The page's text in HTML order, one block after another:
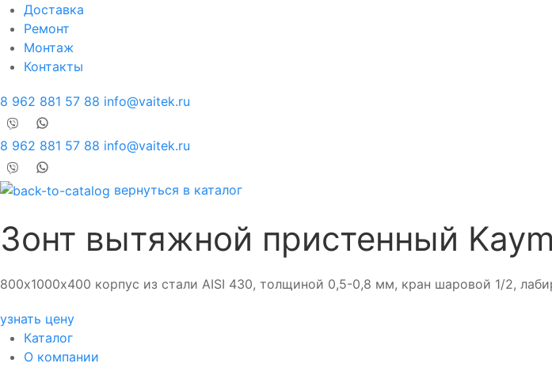
Доставка
Ремонт
Монтаж
Контакты
8 962 881 57 88 info@vaitek.ru
8 962 881 57 88 info@vaitek.ru
вернуться в каталог
Зонт вытяжной пристенный
800х1000х400 корпус из стали AISI 430, толщиной 0,5-0,8 мм, кран шаровой 1/2,
узнать цену
Каталог
О компании